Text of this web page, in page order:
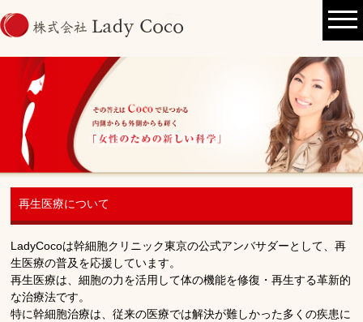
再生医療について
LadyCocoは幹細胞クリニック東京の公式アンバサダーとして、再
生医療の普及を応援しています。
再生医療は、細胞の力を活用して体の機能を修復・再生する革新的
な治療法です。
特に幹細胞治療は、従来の医療では解決が難しかった多くの疾患に